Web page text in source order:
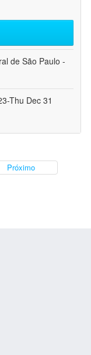
de São Paulo -
Thu Dec 31
Próximo